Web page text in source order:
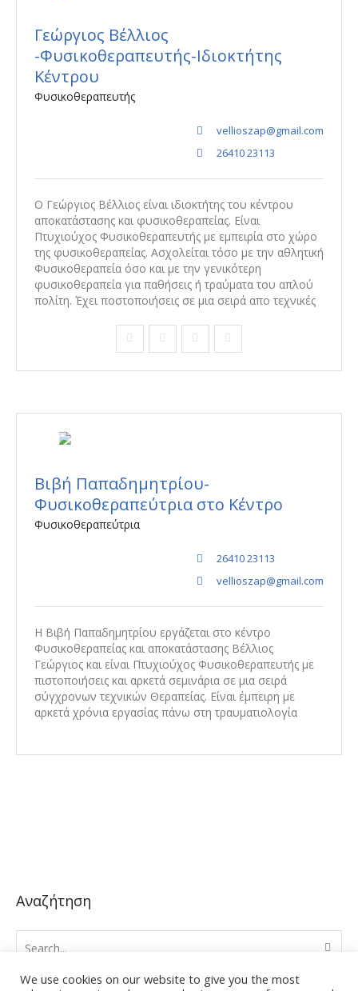
Γεώργιος Βέλλιος
-Φυσικοθεραπευτής-Ιδιοκτήτης
Κέντρου
Φυσικοθεραπευτής
vellioszap@gmail.com
26410 23113
Ο Γεώργιος Βέλλιος είναι ιδιοκτήτης του κέντρου
αποκατάστασης και φυσικοθεραπείας. Είναι
Πτυχιούχος Φυσικοθεραπευτής με εμπειρία στο χώρο
της φυσικοθεραπείας. Ασχολείται τόσο με την αθλητική
Φυσικοθεραπεία όσο και με την γενικότερη
φυσικοθεραπεία για παθήσεις ή τραύματα του απλού
πολίτη. Έχει ποστοποιήσεις σε μια σειρά απο τεχνικές
Βιβή Παπαδημητρίου-
Φυσικοθεραπεύτρια στο Κέντρο
Φυσικοθεραπεύτρια
26410 23113
vellioszap@gmail.com
Η Βιβή Παπαδημητρίου εργάζεται στο κέντρο
Φυσικοθεραπείας και αποκατάστασης Βέλλιος
Γεώργιος και είναι Πτυχιούχος Φυσικοθεραπευτής με
πιστοποιήσεις και αρκετά σεμινάρια σε μια σειρά
σύγχρονων τεχνικών Θεραπείας. Είναι έμπειρη με
αρκετά χρόνια εργασίας πάνω στη τραυματιολογία
Αναζήτηση
We use cookies on our website to give you the most